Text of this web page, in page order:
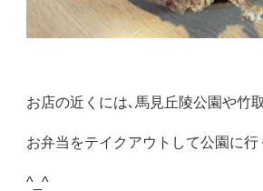
お店の近くには､馬見丘陵公園や竹
お弁当をテイクアウトして公園に
^_^